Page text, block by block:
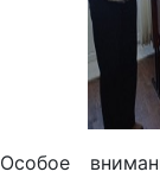
Особое